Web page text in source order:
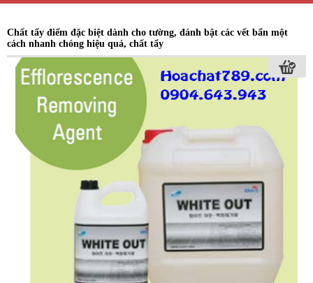
Chất tẩy điểm đặc biệt dành cho tường, đánh bật các vết bẩn một
cách nhanh chóng hiệu quả, chất tẩy